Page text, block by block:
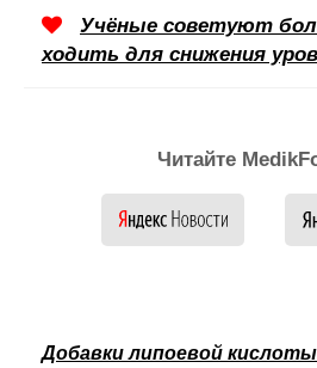
Учёные советуют
ходить для снижения
Читайте
Добавки липоевой